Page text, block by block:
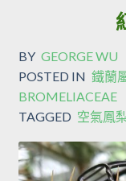
BY GEORGE WU
POSTED IN 鐵蘭
BROMELIACEAE
TAGGED 空氣鳳